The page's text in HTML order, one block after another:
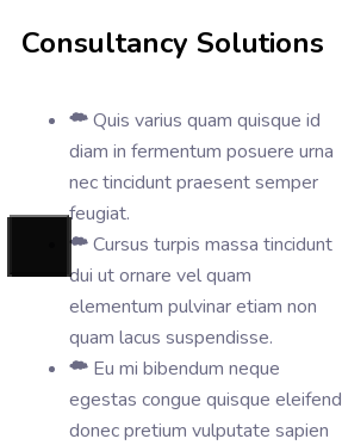
Consultancy Solutions
Quis varius quam quisque id
diam in fermentum posuere urna
nec tincidunt praesent semper
feugiat.
Cursus turpis massa tincidunt
dui ut ornare vel quam
elementum pulvinar etiam non
quam lacus suspendisse.
Eu mi bibendum neque
egestas congue quisque eleifend
donec pretium vulputate sapien